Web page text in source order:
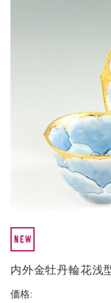
内外金牡丹輪花浅
価格: